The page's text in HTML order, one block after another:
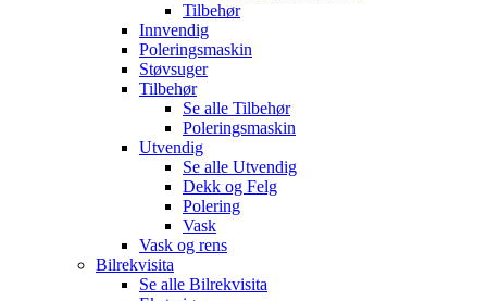
Tilbehør
Innvendig
Poleringsmaskin
Støvsuger
Tilbehør
Se alle Tilbehør
Poleringsmaskin
Utvendig
Se alle Utvendig
Dekk og Felg
Polering
Vask
Vask og rens
Bilrekvisita
Se alle Bilrekvisita